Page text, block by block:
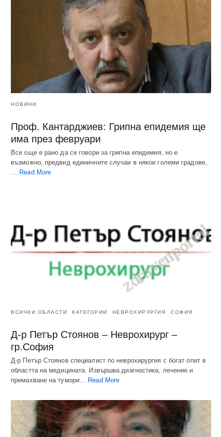
НОВИНИ
Проф. Кантарджиев: Грипна епидемия ще
има през февруари
Все още е рано да се говори за грипна епидемия, но е
възможно, предвид единичните случаи в някои големи градове,
… Read More
ВСИЧКИ ОБЛАСТИ КАТЕГОРИИ НЕВРОХИРУРГИЯ СОФИЯ
Д-р Петър Стоянов – Неврохирург –
гр.София
Д-р Петър Стоянов специалист по неврохирургия с богат опит в
областта на медицината. Извършва диагностика, лечение и
премахване на тумори…
Read More